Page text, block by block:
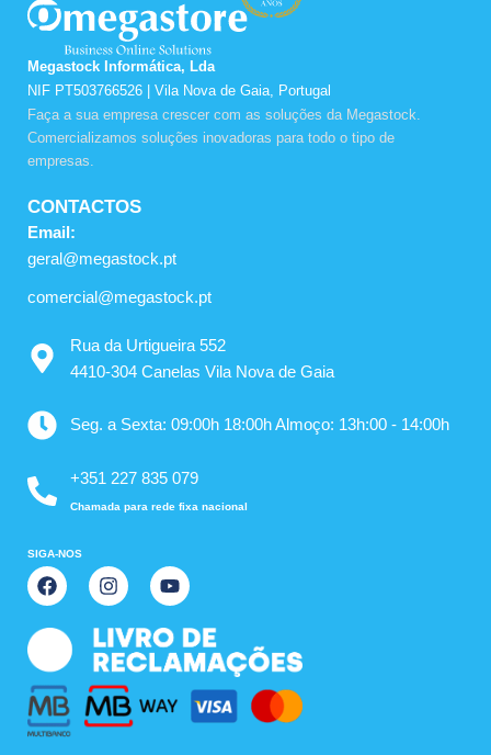
Megastock Informática, Lda
NIF PT503766526 | Vila Nova de Gaia, Portugal
Faça a sua empresa crescer com as soluções da Megastock.
Comercializamos soluções inovadoras para todo o tipo de
empresas.
CONTACTOS
Email:
geral@megastock.pt
comercial@megastock.pt
Rua da Urtigueira 552
4410-304 Canelas Vila Nova de Gaia
Seg. a Sexta: 09:00h 18:00h Almoço: 13h:00 - 14:00h
+351 227 835 079
Chamada para rede fixa nacional
SIGA-NOS
F
a
e
o
o
k
I
n
t
a
g
r
a
m
Y
o
t
u
b